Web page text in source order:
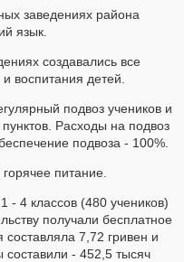
заведениях района
язык.
создавались все
воспитания детей.
подвоз учеников и
Расходы на подвоз
подвоза - 100%.
питание.
- 4 классов (480 учеников)
получали бесплатное
составляла 7,72 гривен и
составили - 452,5 тысяч